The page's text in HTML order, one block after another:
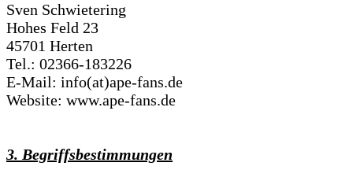
Sven Schwietering
Hohes Feld 23
45701 Herten
Tel.: 02366-183226
E-Mail: info(at)ape-fans.de
Website: www.ape-fans.de
3. Begriffsbestimmungen